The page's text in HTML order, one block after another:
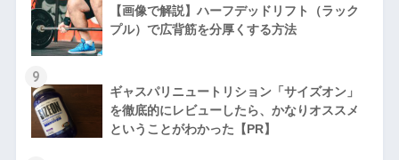
【画像で解説】ハーフデッドリフト（ラック
プル）で広背筋を分厚くする方法
9
ギャスパリニュートリション「サイズオン」
を徹底的にレビューしたら、かなりオススメ
ということがわかった【PR】